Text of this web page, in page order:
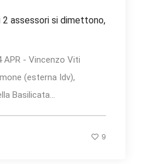
2 assessori si dimettono,
APR - Vincenzo Viti
(esterna Idv),
Basilicata...
9